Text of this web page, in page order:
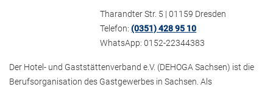
Tharandter Str. 5 | 01159 Dresden
Telefon:(0351) 428 95 10
WhatsApp: 0152-22344383
Der Hotel- und Gaststättenverband e.V. (DEHOGA Sachsen) ist die
Berufsorganisation des Gastgewerbes in Sachsen. Als